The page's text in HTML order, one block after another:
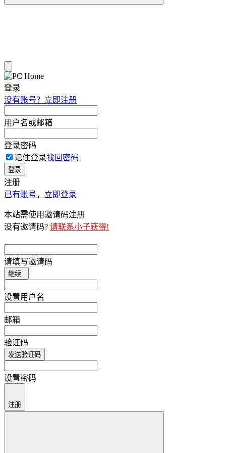
登录
没有账号？立即注册
用户名或邮箱
登录密码
记住登录找回密码
登录
注册
已有账号，立即登录
本站需使用邀请码注册
没有邀请码? 请联系小子获得!
请填写邀请码
继续
设置用户名
邮箱
验证码
发送验证码
设置密码
注册